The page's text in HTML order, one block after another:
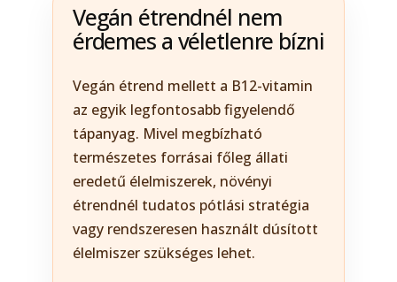
Vegán étrendnél nem
érdemes a véletlenre bízni
Vegán étrend mellett a B12-vitamin
az egyik legfontosabb figyelendő
tápanyag. Mivel megbízható
természetes forrásai főleg állati
eredetű élelmiszerek, növényi
étrendnél tudatos pótlási stratégia
vagy rendszeresen használt dúsított
élelmiszer szükséges lehet.